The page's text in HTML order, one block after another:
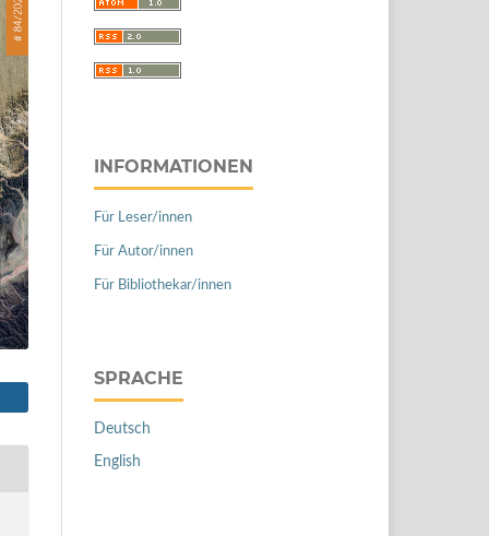
INFORMATIONEN
Für Leser/innen
Für Autor/innen
Für Bibliothekar/innen
SPRACHE
Deutsch
English